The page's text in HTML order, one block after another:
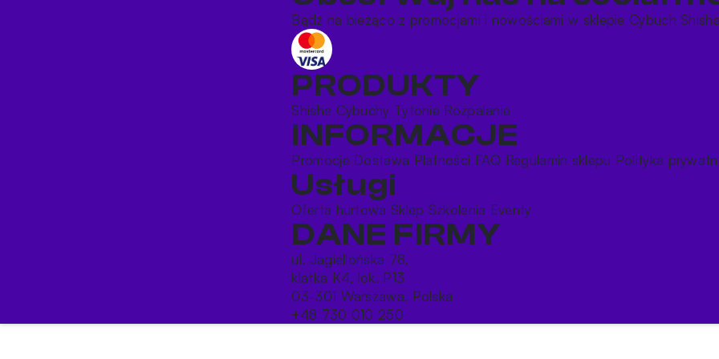
Bądź na bieżąco z promocjami i nowościami w sklepie Cybuch Shisha
PRODUKTY
Shishe Cybuchy Tytonie Rozpalanie
INFORMACJE
Promocje Dostawa Płatności FAQ Regulamin sklepu Polityka
Usługi
Oferta hurtowa Sklep Szkolenia Eventy
DANE FIRMY
ul. Jagiellońska 78,
klatka K4, lok. P13
03-301 Warszawa, Polska
+48 730 010 250